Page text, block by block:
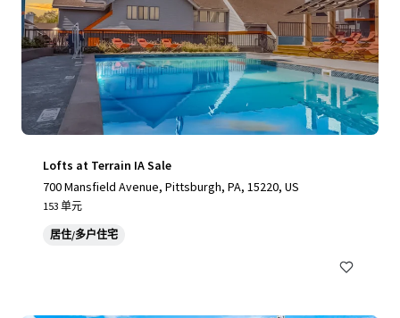
Lofts at Terrain IA Sale
700 Mansfield Avenue, Pittsburgh, PA, 15220, US
153 单元
居住/多户住宅